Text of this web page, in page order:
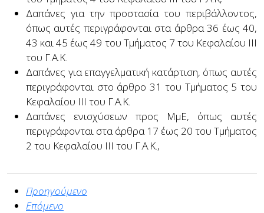
Δαπάνες για την προστασία του περιβάλλοντος,
όπως αυτές περιγράφονται στα άρθρα 36 έως 40,
43 και 45 έως 49 του Τμήματος 7 του Κεφαλαίου ΙΙΙ
του Γ.Α.Κ.
Δαπάνες για επαγγελματική κατάρτιση, όπως αυτές
περιγράφονται στο άρθρο 31 του Τμήματος 5 του
Κεφαλαίου ΙΙΙ του Γ.Α.Κ.
Δαπάνες ενισχύσεων προς ΜμΕ, όπως αυτές
περιγράφονται στα άρθρα 17 έως 20 του Τμήματος
2 του Κεφαλαίου ΙΙΙ του Γ.Α.Κ.,
Προηγούμενο
Επόμενο